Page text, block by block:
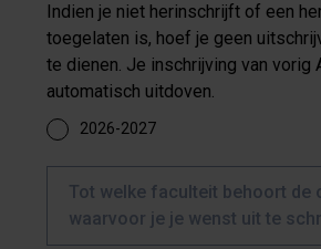
Indien je niet herinschrijft of een
toegelaten is, hoef je geen
te dienen. Je inschrijving van vorig AJ zal
automatisch uitdoven.
2026-2027
Tot welke faculteit behoort de
waarvoor je je wenst uit te